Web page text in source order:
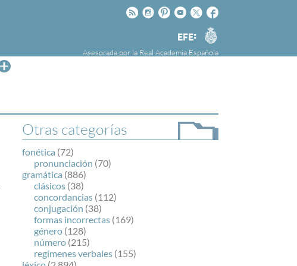
Facebook
Twitter
Youtube
Pinteres
Instagram
Rss
Agencia
EFE
Asesorada por la Real Academia Española
la Agencia Efe y la Real Academia Española,
cuyo objetivo es colaborar con el buen uso del
español en los medios de comunicación y en
Internet.
Otras categorías
fonética (72)
pronunciación (70)
gramática (886)
clásicos (38)
concordancias (112)
conjugación (38)
formas incorrectas (169)
género (128)
número (215)
regímenes verbales (155)